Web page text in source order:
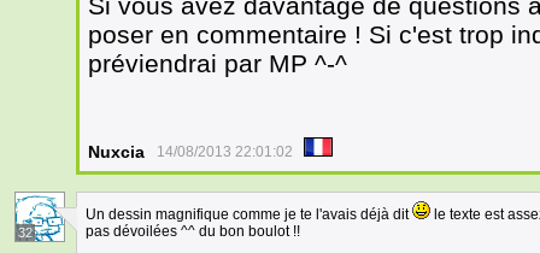
poser en commentaire ! Si c'est trop
préviendrai par MP ^-^
Nuxcia 14/08/2013 22:01:02
32
Un dessin magnifique comme je te l'avais déjà dit
le texte est
pas dévoilées ^^ du bon boulot !!